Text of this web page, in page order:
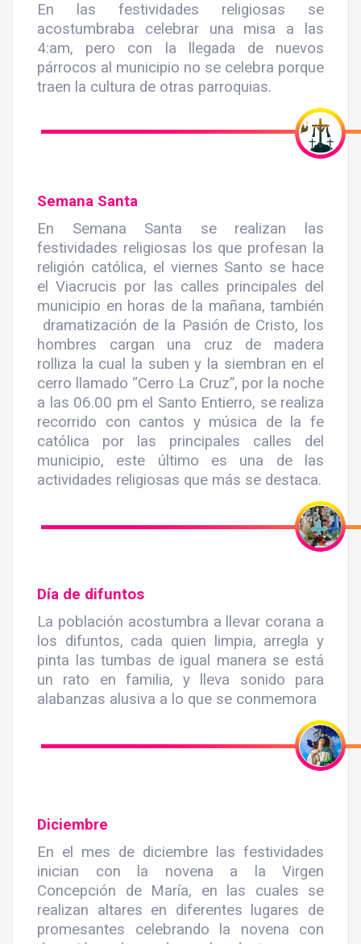
En las festividades religiosas se
acostumbraba celebrar una misa a las
4:am, pero con la llegada de nuevos
párrocos al municipio no se celebra porque
traen la cultura de otras parroquias.
Semana Santa
En Semana Santa se realizan las
festividades religiosas los que profesan la
religión católica, el viernes Santo se hace
el Viacrucis por las calles principales del
municipio en horas de la mañana, también
dramatización de la Pasión de Cristo, los
hombres cargan una cruz de madera
rolliza la cual la suben y la siembran en el
cerro llamado “Cerro La Cruz”, por la noche
a las 06.00 pm el Santo Entierro, se realiza
recorrido con cantos y música de la fe
católica por las principales calles del
municipio, este último es una de las
actividades religiosas que más se destaca.
Día de difuntos
La población acostumbra a llevar corana a
los difuntos, cada quien limpia, arregla y
pinta las tumbas de igual manera se está
un rato en familia, y lleva sonido para
alabanzas alusiva a lo que se conmemora
Diciembre
En el mes de diciembre las festividades
inician con la novena a la Virgen
Concepción de María, en las cuales se
realizan altares en diferentes lugares de
promesantes celebrando la novena con